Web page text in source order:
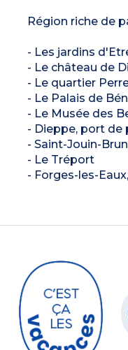
Région riche de
- Les jardins
- Le château de
- Le quartier
- Le Palais de
- Le Musée des
- Dieppe, port de
- Saint-Jouin-
- Le Tréport
- Forges-les-